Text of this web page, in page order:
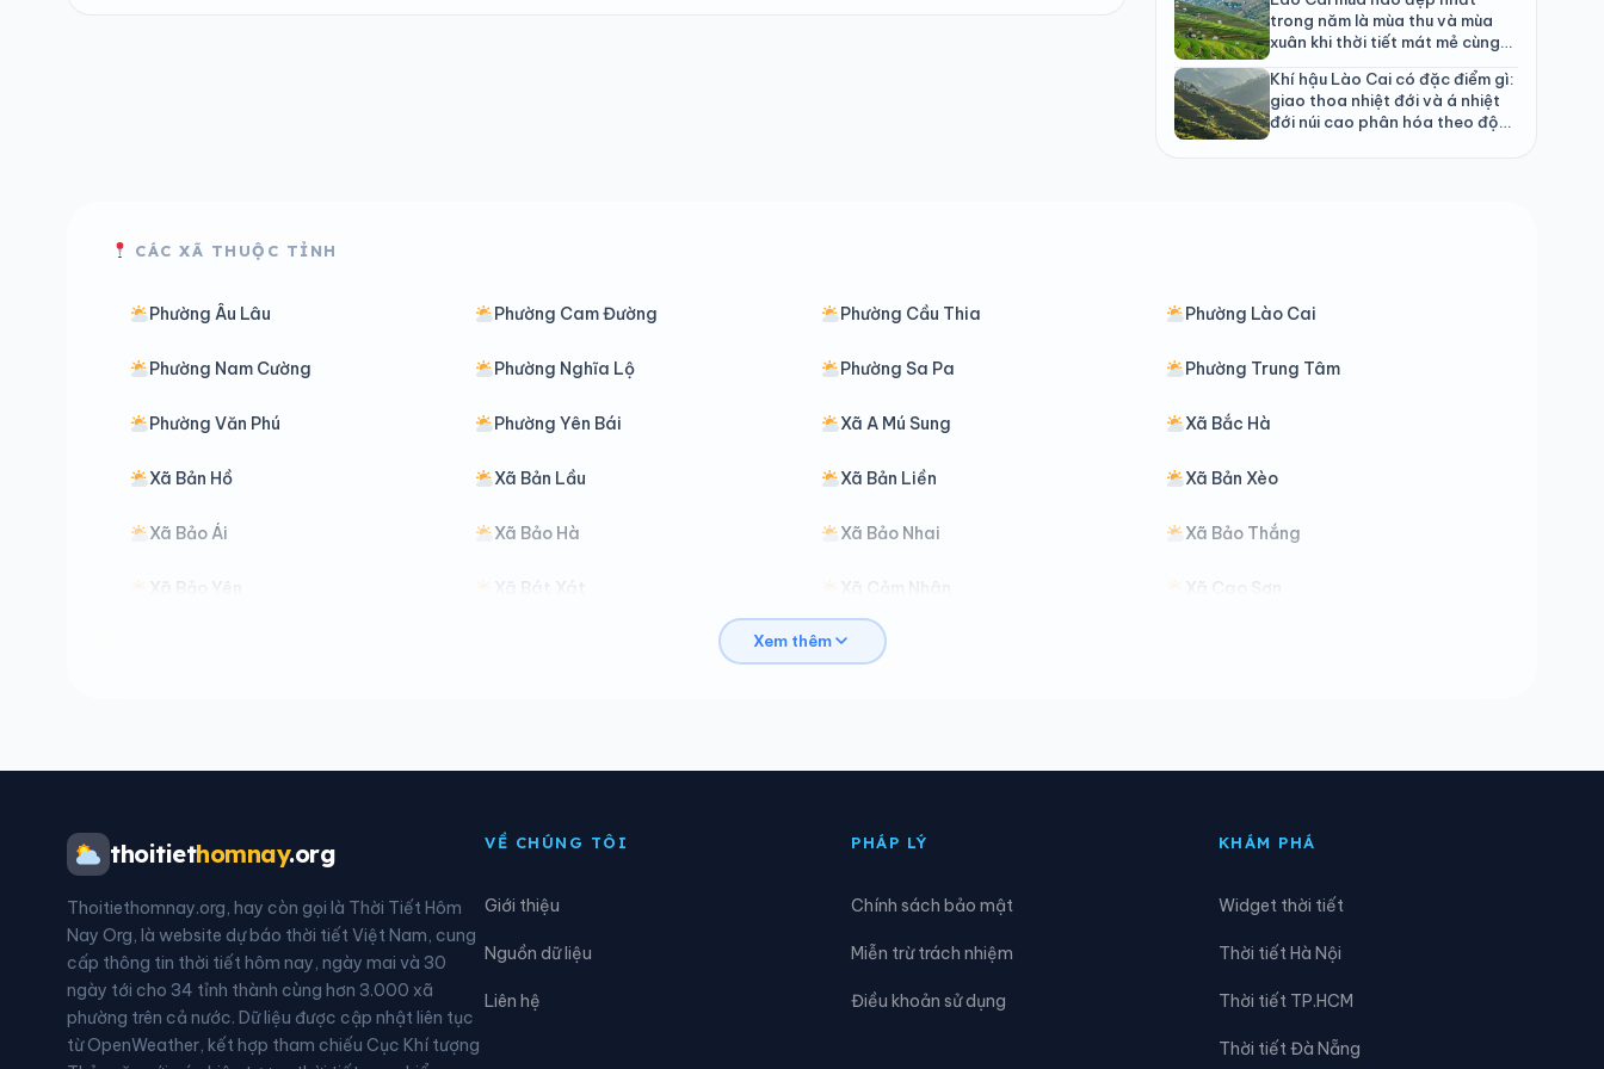
trong năm là mùa thu và mùa
xuân khi thời tiết mát mẻ cùng
Khí hậu Lào Cai có đặc điểm gì:
giao thoa nhiệt đới và á nhiệt
đới núi cao phân hóa theo độ
CÁC XÃ THUỘC TỈNH
Phường Âu Lâu Phường Cam Đường Phường Cầu Thia Phường Lào Cai
Phường Nam Cường Phường Nghĩa Lộ Phường Sa Pa Phường Trung Tâm
Phường Văn Phú Phường Yên Bái Xã A Mú Sung Xã Bắc Hà
Xã Bản Hồ Xã Bản Lầu Xã Bản Liền Xã Bản Xèo
Xã Bảo Ái Xã Bảo Hà Xã Bảo Nhai Xã Bảo Thắng
Xã Bảo Yên Xã Bát Xát Xã Cảm Nhân Xã Cao Sơn
Xã Châu Quế
Xã Khánh Yên
Xã Lao Chải Xã Liên Sơn Xã Lục Yên Xã Lùng Phình
Xã Lương Thịnh
Xã Mù Cang Chải
Xem thêm
thoitiethomnay.org
Thoitiethomnay.org, hay còn gọi là Thời Tiết Hôm
Nay Org, là website dự báo thời tiết Việt Nam, cung
cấp thông tin thời tiết hôm nay, ngày mai và 30
ngày tới cho 34 tỉnh thành cùng hơn 3.000 xã
phường trên cả nước. Dữ liệu được cập nhật liên tục
từ OpenWeather, kết hợp tham chiếu Cục Khí tượng
VỀ CHÚNG TÔI
Giới thiệu
Nguồn dữ liệu
Liên hệ
PHÁP LÝ
Chính sách bảo mật
Miễn trừ trách nhiệm
Điều khoản sử dụng
KHÁM PHÁ
Widget thời tiết
Thời tiết Hà Nội
Thời tiết TP.HCM
Thời tiết Đà Nẵng